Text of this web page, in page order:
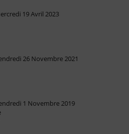
19 Avril 2023
26 Novembre 2021
1 Novembre 2019